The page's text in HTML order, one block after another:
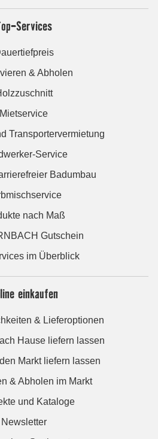
Services
& Abholen
Mietservice
Transportervermietung
Service
Badumbau
nach Maß
Gutschein
im Überblick
einkaufen
& Lieferoptionen
Hause liefern lassen
Markt liefern lassen
& Abholen im Markt
und Kataloge
Newsletter